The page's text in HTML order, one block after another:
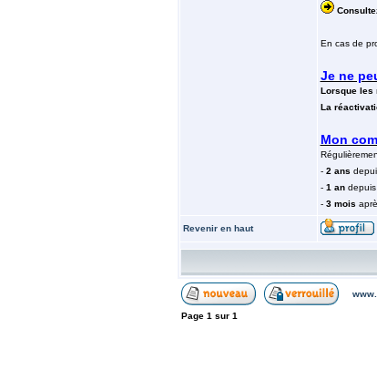
En cas de
Je ne
Lorsque les
La
Mon
- 2 ans
- 1 an
- 3 mois
Revenir en haut
Page 1 sur 1